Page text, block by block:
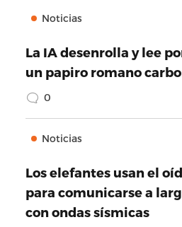
Noticias
La IA desenrolla y lee
un papiro romano
0
Noticias
Los elefantes usan el
para comunicarse a
con ondas sísmicas